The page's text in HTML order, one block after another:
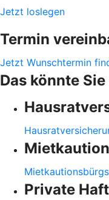
Jetzt loslegen
Termin
Jetzt Wunschtermin
Das könnte
Private